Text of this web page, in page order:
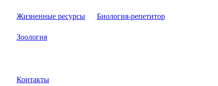
Жизненные ресурсы Биология-репетитор
Зоология
Контакты